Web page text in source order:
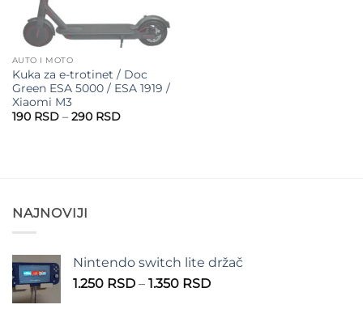
AUTO I MOTO
Kuka za e-trotinet / Doc
Green ESA 5000 / ESA 1919 /
Xiaomi M3
190 RSD – 290 RSDRaspon
NAJNOVIJI
Nintendo switch lite držač
1.250 RSD – 1.350 RSDRaspon